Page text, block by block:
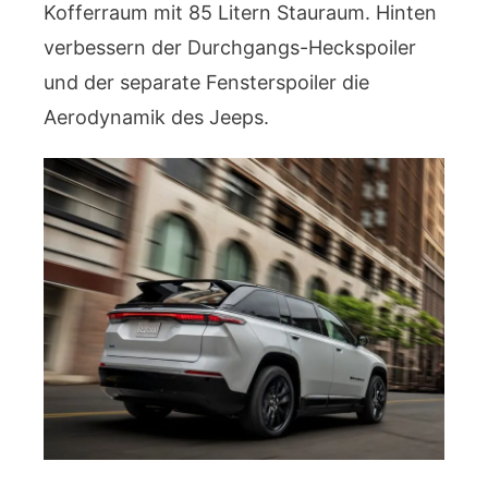
Kofferraum mit 85 Litern Stauraum. Hinten
verbessern der Durchgangs-Heckspoiler
und der separate Fensterspoiler die
Aerodynamik des Jeeps.